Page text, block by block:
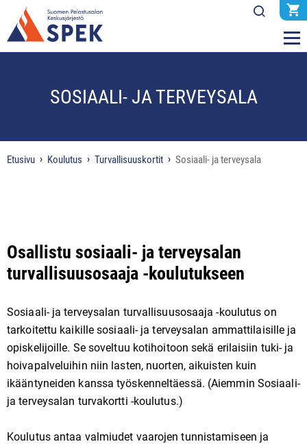
SOSIAALI- JA TERVEYSALA
Etusivu Koulutus Turvallisuuskortit Sosiaali- ja terveysala
Osallistu sosiaali- ja terveysalan
turvallisuusosaaja -koulutukseen
Sosiaali- ja terveysalan turvallisuusosaaja -koulutus on
tarkoitettu kaikille sosiaali- ja terveysalan ammattilaisille ja
opiskelijoille. Se soveltuu kotihoitoon sekä erilaisiin tuki- ja
hoivapalveluihin niin lasten, nuorten, aikuisten kuin
ikääntyneiden kanssa työskenneltäessä. (Aiemmin Sosiaali-
ja terveysalan turvakortti -koulutus.)
Koulutus antaa valmiudet vaarojen tunnistamiseen ja